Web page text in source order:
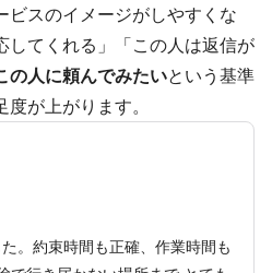
ビスのイメージがしやすくな
してくれる」「この人は返信が
の人に頼んでみたいという基準
が上がります。
。約束時間も正確、作業時間も